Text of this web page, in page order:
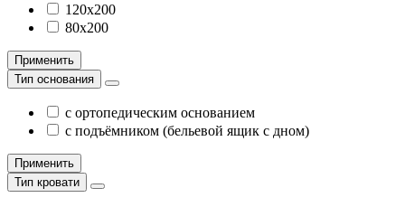
120х200
80х200
Применить
Тип основания
с ортопедическим основанием
с подъёмником (бельевой ящик с дном)
Применить
Тип кровати